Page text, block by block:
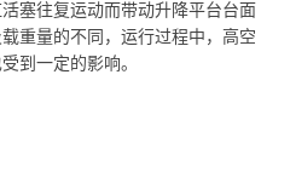
塞往复运动而带动升降平台台面
重量的不同，运行过程中，高空
到一定的影响。